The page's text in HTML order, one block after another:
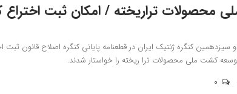
محصولات تراریخته / امکان ثبت اختراع
کنگره ژنتیک ایران در قطعنامه پایانی کنگره اصلاح قانون ثبت
کشت ملی محصولات ترا ریخته را خواستار شدند.